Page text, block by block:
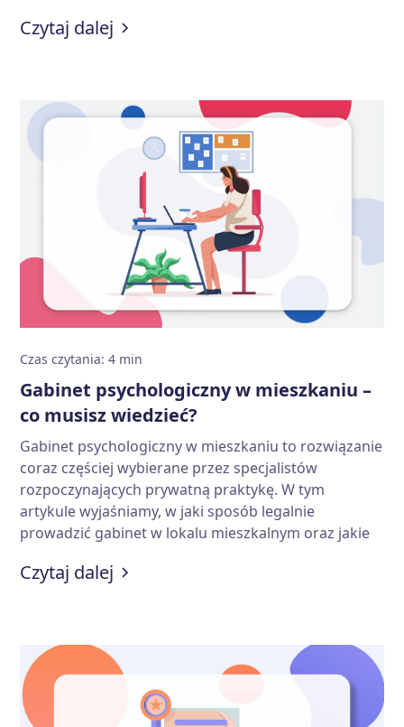
jakie czynniki mają największe znaczenie?
Czytaj dalej :Ile zarabia neurologopeda i od
Czas czytania:4 min
Gabinet psychologiczny w mieszkaniu –
co musisz wiedzieć?
Gabinet psychologiczny w mieszkaniu to rozwiązanie
coraz częściej wybierane przez specjalistów
rozpoczynających prywatną praktykę. W tym
artykule wyjaśniamy, w jaki sposób legalnie
prowadzić gabinet w lokalu mieszkalnym oraz jakie
musisz zwrócić uwagę przed rozpoczęciem
Czytaj dalej :Gabinet psychologiczny w